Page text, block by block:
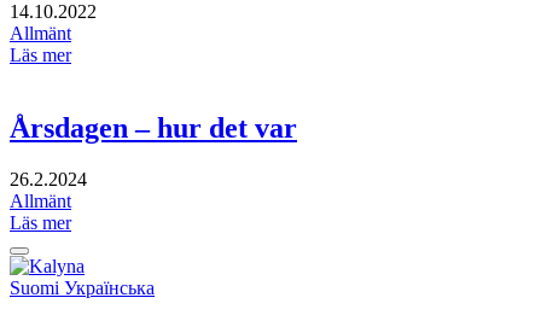
14.10.2022
Allmänt
Läs mer
Årsdagen – hur det var
26.2.2024
Allmänt
Läs mer
Tillbaka
upp
Social
Suomi Українська